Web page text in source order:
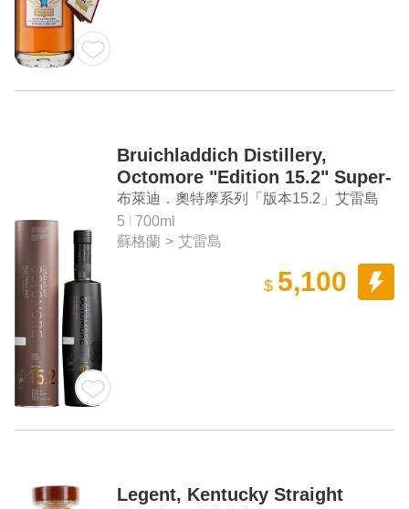
Bruichladdich Distillery,
Octomore "Edition 15.2" Super-
Heavily Peated Islay Single
Malt Scotch Whisky
布萊迪．奧特摩系列「版本15.2」艾雷島
單一麥芽蘇格蘭威士忌
5
700ml
蘇格蘭 > 艾雷島
$ 5,100
Legent, Kentucky Straight